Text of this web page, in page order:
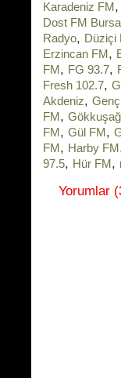
Karadeniz FM,
Dost FM Bursa
Radyo, Düziçi
Erzincan FM,
FM, FG 93.7,
Fresh 102.7,
Akdeniz,
FM,
FM, Gül FM,
FM, Harby FM
97.5, Hür FM,
Yorumlar